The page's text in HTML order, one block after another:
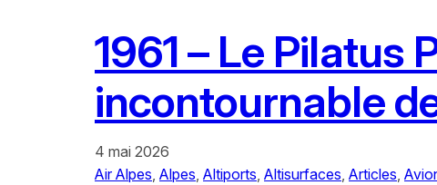
1961 – Le Pilatus
incontournable
4 mai 2026
Air Alpes, Alpes, Altiports, Altisurfaces, Articles,